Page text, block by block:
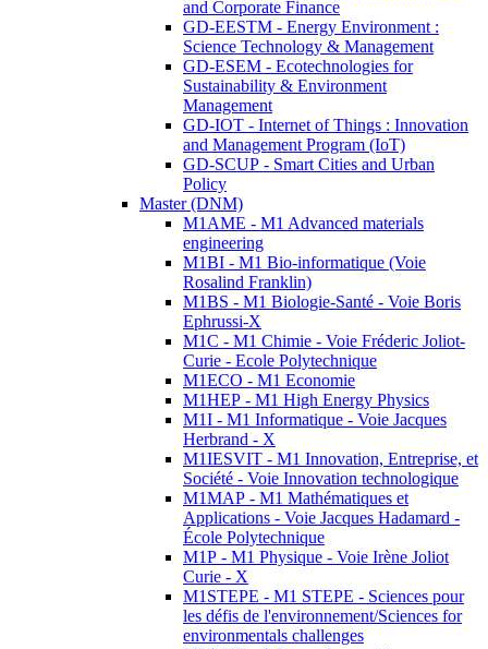
and Corporate Finance
GD-EESTM - Energy Environment :
Science Technology & Management
GD-ESEM - Ecotechnologies for
Sustainability & Environment
Management
GD-IOT - Internet of Things : Innovation
and Management Program (IoT)
GD-SCUP - Smart Cities and Urban
Policy
Master (DNM)
M1AME - M1 Advanced materials
engineering
M1BI - M1 Bio-informatique (Voie
Rosalind Franklin)
M1BS - M1 Biologie-Santé - Voie Boris
Ephrussi-X
M1C - M1 Chimie - Voie Fréderic Joliot-
Curie - Ecole Polytechnique
M1ECO - M1 Economie
M1HEP - M1 High Energy Physics
M1I - M1 Informatique - Voie Jacques
Herbrand - X
M1IESVIT - M1 Innovation, Entreprise, et
Société - Voie Innovation technologique
M1MAP - M1 Mathématiques et
Applications - Voie Jacques Hadamard -
École Polytechnique
M1P - M1 Physique - Voie Irène Joliot
Curie - X
M1STEPE - M1 STEPE - Sciences pour
les défis de l'environnement/Sciences for
environmentals challenges